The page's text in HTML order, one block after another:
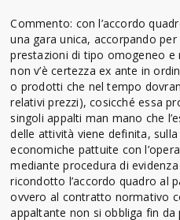
Commento: con l’accordo
una gara unica, accorpando
prestazioni di tipo omogeneo
non v’è certezza ex ante in
o prodotti che nel tempo
relativi prezzi), cosicché essa
singoli appalti man mano che
delle attività viene definita,
economiche pattuite con
mediante procedura di
ricondotto l’accordo quadro al
ovvero al contratto normativo
appaltante non si obbliga fin da